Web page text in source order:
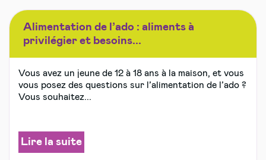
Alimentation de l’ado : aliments à
privilégier et besoins...
Vous avez un jeune de 12 à 18 ans à la maison, et vous
vous posez des questions sur l’alimentation de l’ado ?
Vous souhaitez...
Lire la suite